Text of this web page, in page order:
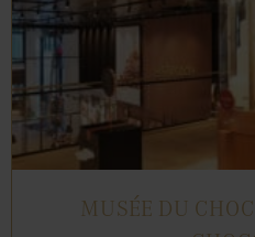
MUSÉE DU